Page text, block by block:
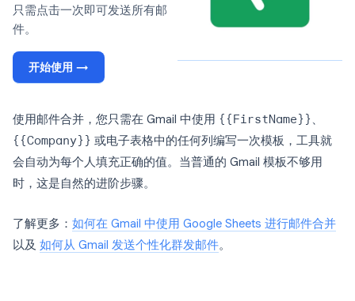
只需点击一次即可发送所有邮
件。
开始使用 →
使用邮件合并，您只需在 Gmail 中使用 {{FirstName}} 、
{{Company}} 或电子表格中的任何列编写一次模板，工具就
会自动为每个人填充正确的值。当普通的 Gmail 模板不够用
时，这是自然的进阶步骤。
了解更多： 如何在 Gmail 中使用 Google Sheets 进行邮件合并
以及 如何从 Gmail 发送个性化群发邮件。